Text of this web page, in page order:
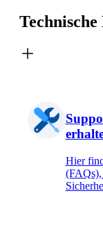
Technische
Hier
(FAQs),